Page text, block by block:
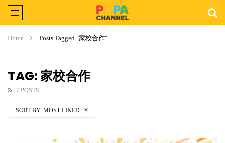
Home Posts Tagged "家校合作"
TAG: 家校合作
7 POSTS
SORT BY: MOST LIKED